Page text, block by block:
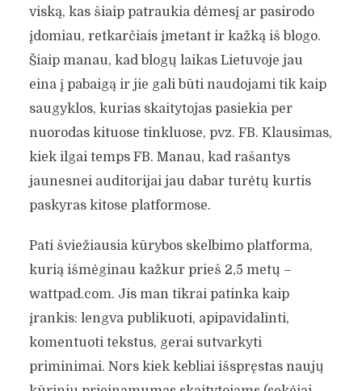
viską, kas šiaip patraukia dėmesį ar pasirodo
įdomiau, retkarčiais įmetant ir kažką iš blogo.
Šiaip manau, kad blogų laikas Lietuvoje jau
eina į pabaigą ir jie gali būti naudojami tik kaip
saugyklos, kurias skaitytojas pasiekia per
nuorodas kituose tinkluose, pvz. FB. Klausimas,
kiek ilgai temps FB. Manau, kad rašantys
jaunesnei auditorijai jau dabar turėtų kurtis
paskyras kitose platformose.
Pati šviežiausia kūrybos skelbimo platforma,
kurią išmėginau kažkur prieš 2,5 metų –
wattpad.com. Jis man tikrai patinka kaip
įrankis: lengva publikuoti, apipavidalinti,
komentuoti tekstus, gerai sutvarkyti
priminimai. Nors kiek kebliai išspręstas naujų